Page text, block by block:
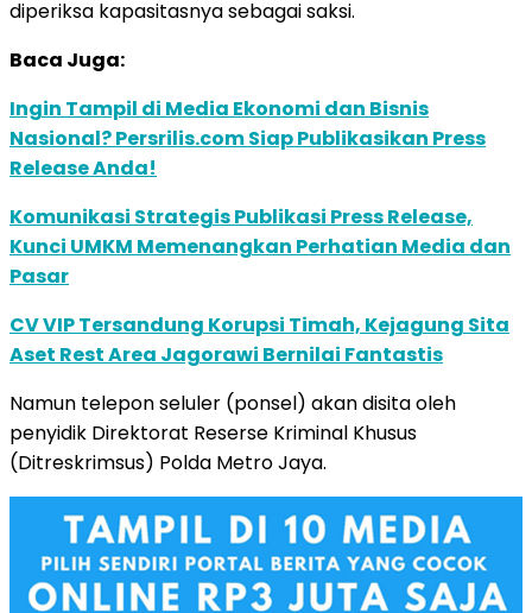
diperiksa kapasitasnya sebagai saksi.
Baca Juga:
Ingin Tampil di Media Ekonomi dan Bisnis
Nasional? Persrilis.com Siap Publikasikan Press
Release Anda!
Komunikasi Strategis Publikasi Press Release,
Kunci UMKM Memenangkan Perhatian Media dan
Pasar
CV VIP Tersandung Korupsi Timah, Kejagung Sita
Aset Rest Area Jagorawi Bernilai Fantastis
Namun telepon seluler (ponsel) akan disita oleh
penyidik Direktorat Reserse Kriminal Khusus
(Ditreskrimsus) Polda Metro Jaya.